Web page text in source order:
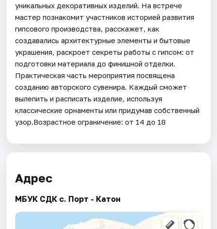
уникальных декоративных изделий. На встрече
мастер познакомит участников историей развития
гипсового производства, расскажет, как
создавались архитектурные элементы и бытовые
украшения, раскроет секреты работы с гипсом: от
подготовки материала до финишной отделки.
Практическая часть мероприятия посвящена
созданию авторского сувенира. Каждый сможет
вылепить и расписать изделие, используя
классические орнаменты или придумав собственный
узор.Возрастное ограничение: от 14 до 18
Адрес
МБУК СДК с. Порт - Катон